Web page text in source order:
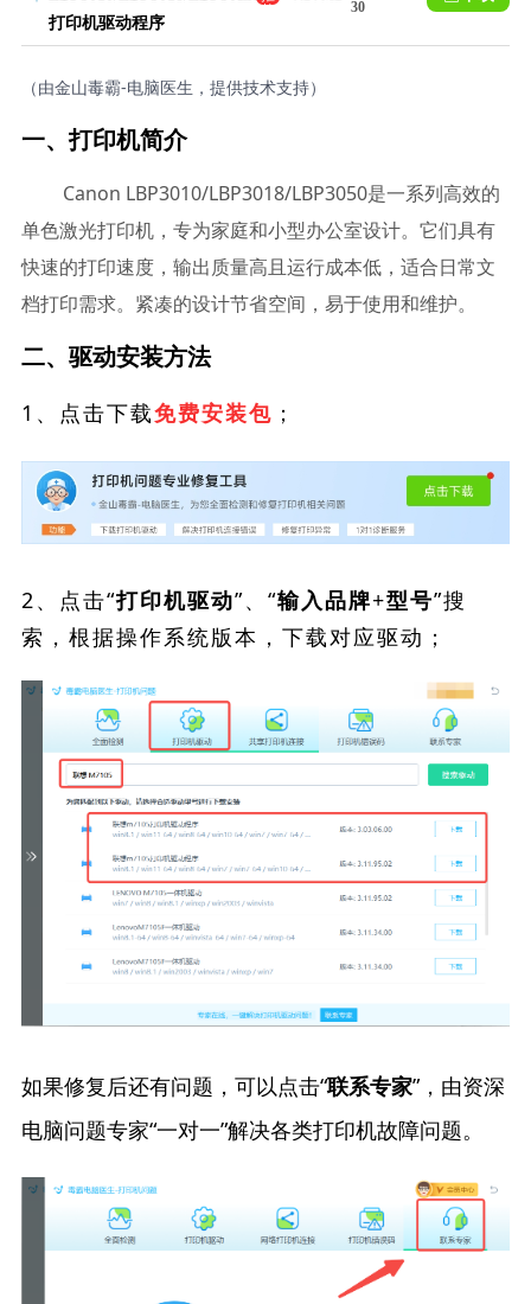
打印机驱动程序
荐
30
（由金山毒霸-电脑医生，提供技术支持）
一、打印机简介
Canon LBP3010/LBP3018/LBP3050是一系列高效的
单色激光打印机，专为家庭和小型办公室设计。它们具有
快速的打印速度，输出质量高且运行成本低，适合日常文
档打印需求。紧凑的设计节省空间，易于使用和维护。
二、驱动安装方法
1、点击下载免费安装包 ；
2、点击“打印机驱动”、“输入品牌+型号”搜
索，根据操作系统版本，下载对应驱动；
如果修复后还有问题，可以点击“联系专家”，由资深
电脑问题专家“一对一”解决各类打印机故障问题。